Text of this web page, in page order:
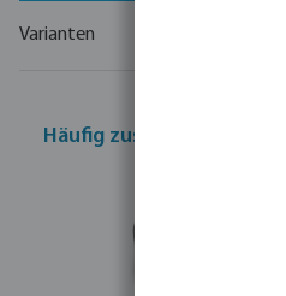
Varianten
Häufig zusammen gekauft